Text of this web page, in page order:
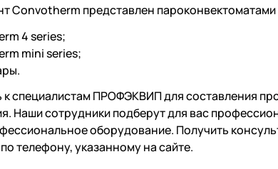
Convotherm представлен
4 series;
mini series;
к специалистам ПРОФЭКВИП для составления
Наши сотрудники подберут для вас
оборудование. Получить
телефону, указанному на сайте.